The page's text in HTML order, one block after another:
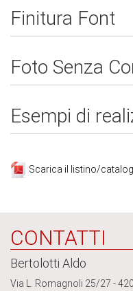
Finitura Font
Foto Senza
Esempi di
Scarica il listino/
CONTATTI
Bertolotti Aldo
Via L. Romagnoli 25/27 -